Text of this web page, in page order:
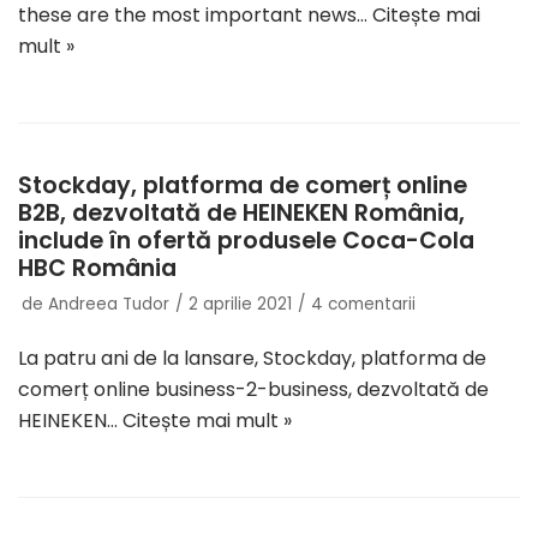
these are the most important news… Citește mai
mult »
Stockday, platforma de comerț online
B2B, dezvoltată de HEINEKEN România,
include în ofertă produsele Coca-Cola
HBC România
de Andreea Tudor 2 aprilie 2021 4 comentarii
La patru ani de la lansare, Stockday, platforma de
comerț online business-2-business, dezvoltată de
HEINEKEN… Citește mai mult »